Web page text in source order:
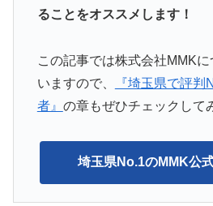
ることをオススメします！
この記事では株式会社MMK
いますので、
『埼玉県で評
者』 の章もぜひチェックして
埼玉県No.1のMMK公